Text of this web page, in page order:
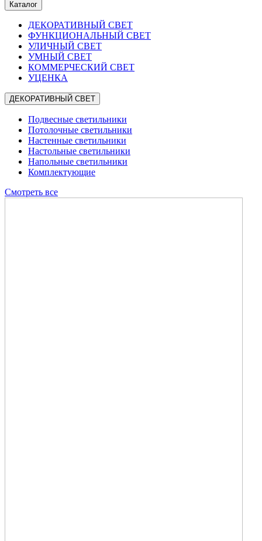
Каталог
ДЕКОРАТИВНЫЙ СВЕТ
ФУНКЦИОНАЛЬНЫЙ СВЕТ
УЛИЧНЫЙ СВЕТ
УМНЫЙ СВЕТ
КОММЕРЧЕСКИЙ СВЕТ
УЦЕНКА
ДЕКОРАТИВНЫЙ СВЕТ
Подвесные светильники
Потолочные светильники
Настенные светильники
Настольные светильники
Напольные светильники
Комплектующие
Смотреть все